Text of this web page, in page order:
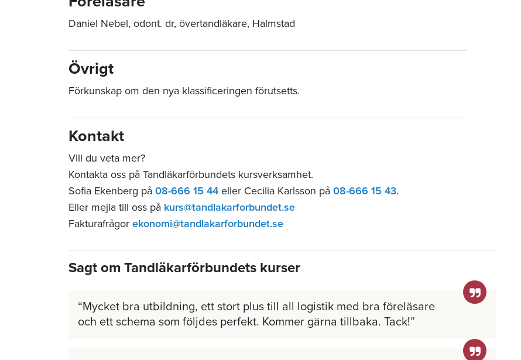
Daniel Nebel, odont. dr, övertandläkare, Halmstad
Övrigt
Förkunskap om den nya klassificeringen förutsetts.
Kontakt
Vill du veta mer?
Kontakta oss på Tandläkarförbundets kursverksamhet.
Sofia Ekenberg på 08-666 15 44 eller Cecilia Karlsson på 08-666 15 43.
Eller mejla till oss på kurs@tandlakarforbundet.se
Fakturafrågor ekonomi@tandlakarforbundet.se
Sagt om Tandläkarförbundets kurser
Mycket bra utbildning, ett stort plus till all logistik med bra föreläsare
och ett schema som följdes perfekt. Kommer gärna tillbaka. Tack!